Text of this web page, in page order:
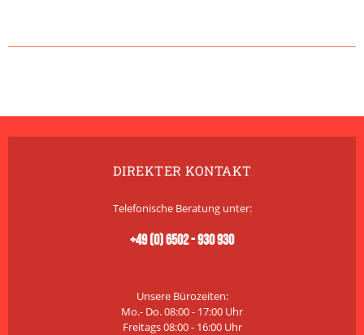
DIREKTER KONTAKT
Telefonische Beratung unter:
+49 (0) 6502 - 930 930
Unsere Bürozeiten:
Mo.- Do. 08:00 - 17:00 Uhr
Freitags 08:00 - 16:00 Uhr